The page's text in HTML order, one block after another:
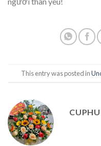
This entry was posted in